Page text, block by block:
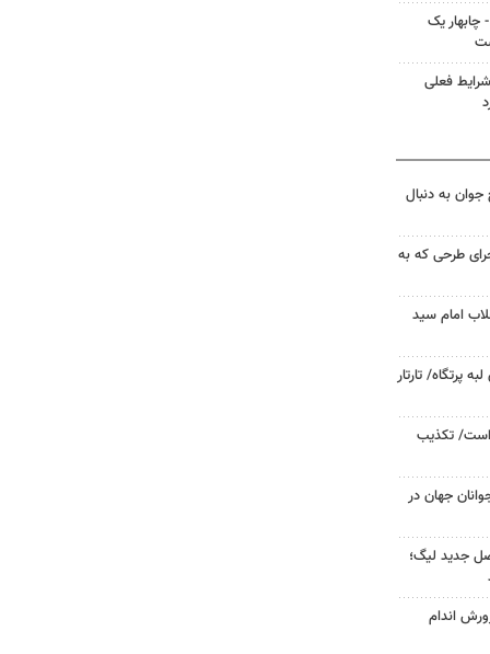
یک
فعلی
به دنبال
طرحی که به
امام سید
پرتگاه/ تارتار
است/ تکذیب
جهان در
جدید لیگ؛
اندام